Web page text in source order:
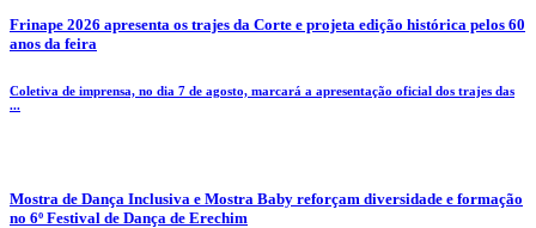
Frinape 2026 apresenta os trajes da Corte e projeta edição histórica pelos 60
anos da feira
Coletiva de imprensa, no dia 7 de agosto, marcará a apresentação oficial dos trajes das
...
Mostra de Dança Inclusiva e Mostra Baby reforçam diversidade e formação
no 6º Festival de Dança de Erechim